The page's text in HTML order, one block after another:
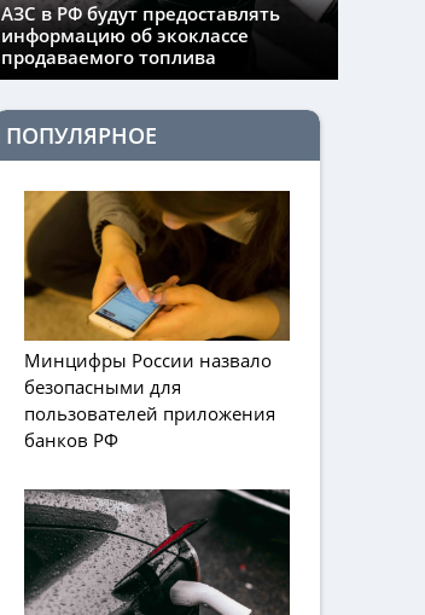
АЗС в РФ будут предоставлять
информацию об экоклассе
продаваемого топлива
ПОПУЛЯРНОЕ
Минцифры России назвало
безопасными для
пользователей приложения
банков РФ